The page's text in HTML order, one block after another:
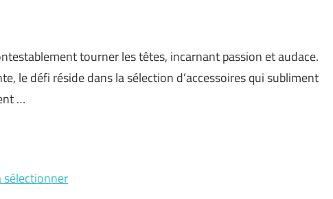
tourner les têtes, incarnant passion et audace.
le défi réside dans la sélection d’accessoires qui subliment
…
sélectionner